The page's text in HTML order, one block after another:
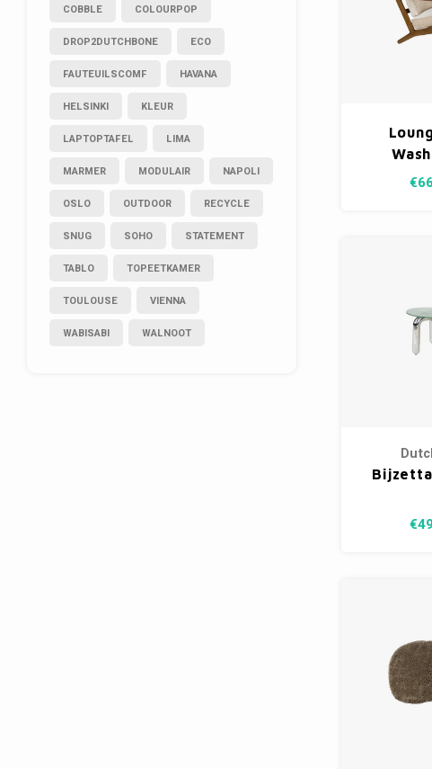
COBBLE COLOURPOP
DROP2DUTCHBONE ECO
FAUTEUILSCOMF HAVANA
HELSINKI KLEUR
LAPTOPTAFEL LIMA
MARMER MODULAIR NAPOLI
OSLO OUTDOOR RECYCLE
SNUG SOHO STATEMENT
TABLO TOPEETKAMER
TOULOUSE VIENNA
WABISABI WALNOOT